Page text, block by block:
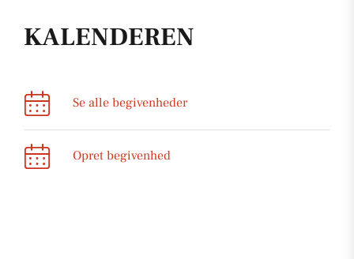
KALENDEREN
Se alle begivenheder
Opret begivenhed